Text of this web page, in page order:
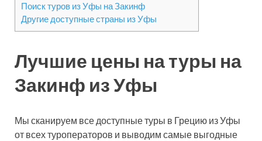
Поиск туров из Уфы на Закинф
Другие доступные страны из Уфы
Лучшие цены на туры на
Закинф из Уфы
Мы сканируем все доступные туры в Грецию из Уфы
от всех туроператоров и выводим самые выгодные